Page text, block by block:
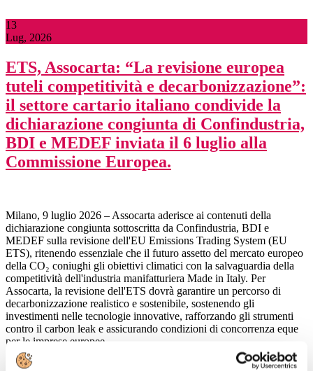
13
Lug, 2026
ETS, Assocarta: “La revisione europea
tuteli competitività e decarbonizzazione”:
il settore cartario italiano condivide la
dichiarazione congiunta di Confindustria,
BDI e MEDEF inviata il 6 luglio alla
Commissione Europea.
Milano, 9 luglio 2026 – Assocarta aderisce ai contenuti della
dichiarazione congiunta sottoscritta da Confindustria, BDI e
MEDEF sulla revisione dell'EU Emissions Trading System (EU
ETS), ritenendo essenziale che il futuro assetto del mercato europeo
della CO₂ coniughi gli obiettivi climatici con la salvaguardia della
competitività dell'industria manifatturiera Made in Italy. Per
Assocarta, la revisione dell'ETS dovrà garantire un percorso di
decarbonizzazione realistico e sostenibile, sostenendo gli
investimenti nelle tecnologie innovative, rafforzando gli strumenti
contro il carbon leak e assicurando condizioni di concorrenza eque
per le imprese europee.
«L'industria cartaria italiana è impegnata da anni nella transizione